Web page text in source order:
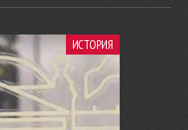
ИСТОРИЯ